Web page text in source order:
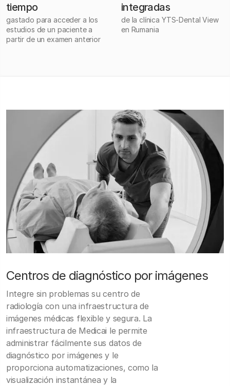
tiempo
gastado para acceder a los
estudios de un paciente a
partir de un examen anterior
integradas
de la clínica YTS-Dental View
en Rumania
Centros de diagnóstico por imágenes
Integre sin problemas su centro de
radiología con una infraestructura de
imágenes médicas flexible y segura. La
infraestructura de Medicai le permite
administrar fácilmente sus datos de
diagnóstico por imágenes y le
proporciona automatizaciones, como la
visualización instantánea y la